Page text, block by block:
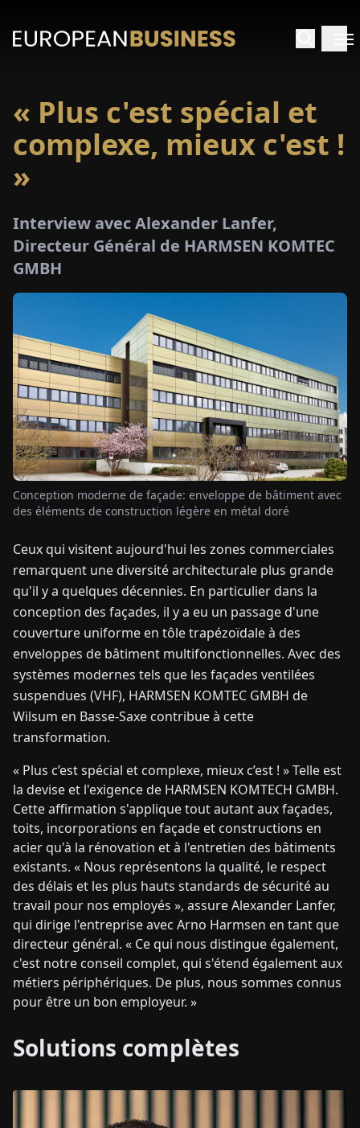
ENDEFRESITNLPLHU
CONTACTEZ-
NOUS
« Plus c'est spécial et
complexe, mieux c'est !
»
Interview avec Alexander Lanfer,
Directeur Général de HARMSEN KOMTEC
GMBH
Conception moderne de façade: enveloppe de bâtiment avec
des éléments de construction légère en métal doré
Ceux qui visitent aujourd'hui les zones commerciales
remarquent une diversité architecturale plus grande
qu'il y a quelques décennies. En particulier dans la
conception des façades, il y a eu un passage d'une
couverture uniforme en tôle trapézoïdale à des
enveloppes de bâtiment multifonctionnelles. Avec des
systèmes modernes tels que les façades ventilées
suspendues (VHF), HARMSEN KOMTEC GMBH de
Wilsum en Basse-Saxe contribue à cette
transformation.
« Plus c’est spécial et complexe, mieux c’est ! » Telle est
la devise et l'exigence de HARMSEN KOMTECH GMBH.
Cette affirmation s'applique tout autant aux façades,
toits, incorporations en façade et constructions en
acier qu'à la rénovation et à l'entretien des bâtiments
existants. « Nous représentons la qualité, le respect
des délais et les plus hauts standards de sécurité au
travail pour nos employés », assure Alexander Lanfer,
qui dirige l'entreprise avec Arno Harmsen en tant que
directeur général. « Ce qui nous distingue également,
c'est notre conseil complet, qui s'étend également aux
métiers périphériques. De plus, nous sommes connus
pour être un bon employeur. »
Solutions complètes